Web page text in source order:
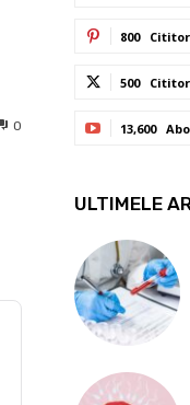
0
800
500
13,600
ULTIMELE